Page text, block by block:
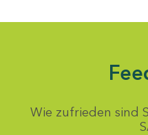
Wie zufrieden sind